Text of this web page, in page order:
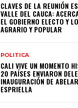
CLAVES DE LA REUNIÓN
VALLE DEL CAUCA:
EL GOBIERNO ELECTO Y
AGRARIO Y POPULAR
POLITICA
CALI VIVE UN MOMENTO
20 PAÍSES ENVIARON
INAUGURACIÓN DE
ESPRIELLA